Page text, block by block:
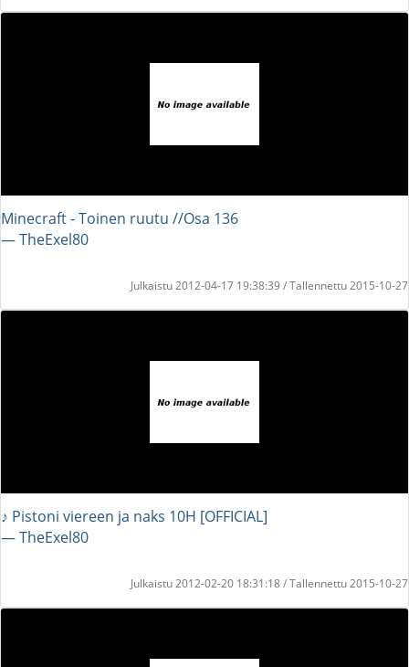
Minecraft - Toinen ruutu //Osa 136
― TheExel80
Julkaistu 2012-04-17 19:38:39 / Tallennettu 2015-10-27
♪ Pistoni viereen ja naks 10H [OFFICIAL]
― TheExel80
Julkaistu 2012-02-20 18:31:18 / Tallennettu 2015-10-27